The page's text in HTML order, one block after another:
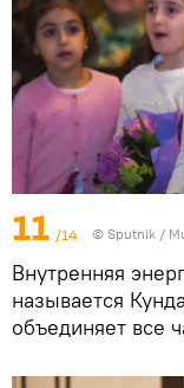
11 /14 © Sputnik /
Внутренняя
называется
объединяет все